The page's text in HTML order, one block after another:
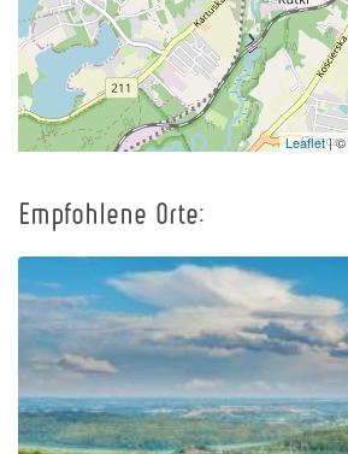
Leaflet| ©
Empfohlene Orte: